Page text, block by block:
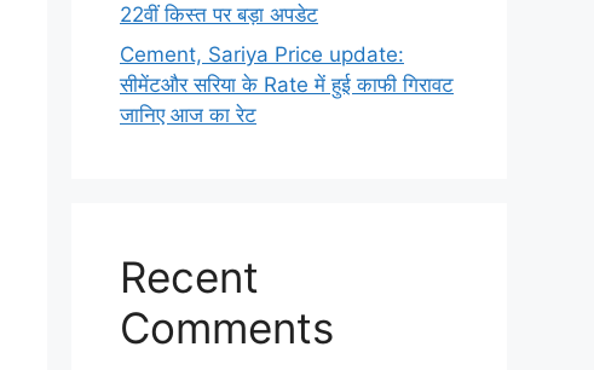
22वीं किस्त पर बड़ा अपडेट
Cement, Sariya Price update:
सीमेंटऔर सरिया के Rate में हुई काफी गिरावट
जानिए आज का रेट
Recent
Comments